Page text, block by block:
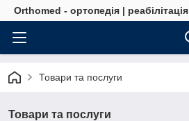
Orthomed - ортопедія | реабілітація
Товари та послуги
Товари та послуги